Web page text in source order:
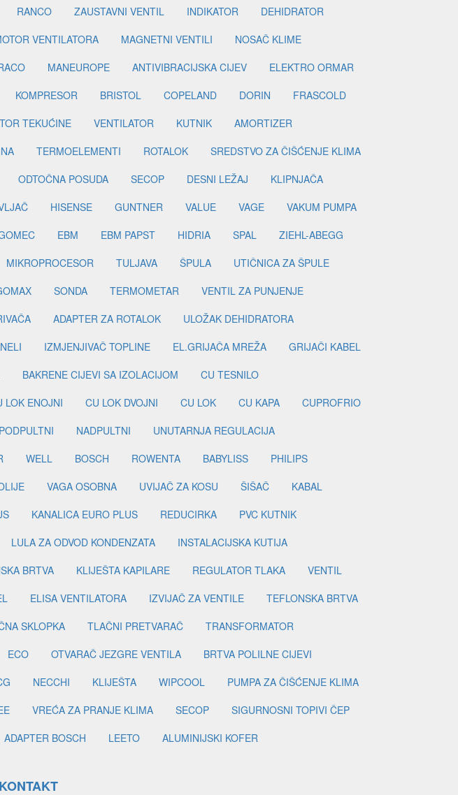
RANCO ZAUSTAVNI VENTIL INDIKATOR
DEHIDRATOR
VENTILATORA MAGNETNI VENTILI
NOSAČ KLIME
MANEUROPE ANTIVIBRACIJSKA CIJEV
ELEKTRO ORMAR
KOMPRESOR BRISTOL COPELAND DORIN
FRASCOLD
TEKUĆINE VENTILATOR KUTNIK
AMORTIZER
TERMOELEMENTI ROTALOK
SREDSTVO ZA ČIŠĆENJE KLIMA
ODTOČNA POSUDA SECOP DESNI LEŽAJ
KLIPNJAČA
HISENSE GUNTNER VALUE VAGE
VAKUM PUMPA
EBM EBM PAPST HIDRIA SPAL
ZIEHL-ABEGG
MIKROPROCESOR TULJAVA ŠPULA
UTIČNICA ZA ŠPULE
SONDA TERMOMETAR
VENTIL ZA PUNJENJE
ADAPTER ZA ROTALOK
ULOŽAK DEHIDRATORA
IZMJENJIVAČ TOPLINE EL.GRIJAČA MREŽA
GRIJAČI KABEL
BAKRENE CIJEVI SA IZOLACIJOM
CU TESNILO
LOK ENOJNI CU LOK DVOJNI CU LOK CU KAPA
CUPROFRIO
PODPULTNI NADPULTNI
UNUTARNJA REGULACIJA
WELL BOSCH ROWENTA BABYLISS
PHILIPS
VAGA OSOBNA UVIJAČ ZA KOSU ŠIŠAČ
KABAL
KANALICA EURO PLUS REDUCIRKA
PVC KUTNIK
LULA ZA ODVOD KONDENZATA
INSTALACIJSKA KUTIJA
BRTVA KLIJEŠTA KAPILARE REGULATOR TLAKA
VENTIL
ELISA VENTILATORA IZVIJAČ ZA VENTILE
TEFLONSKA BRTVA
SKLOPKA TLAČNI PRETVARAČ
TRANSFORMATOR
ECO OTVARAČ JEZGRE VENTILA
BRTVA POLILNE CIJEVI
NECCHI KLIJEŠTA WIPCOOL
PUMPA ZA ČIŠĆENJE KLIMA
VREĆA ZA PRANJE KLIMA SECOP
SIGURNOSNI TOPIVI ČEP
ADAPTER BOSCH LEETO ALUMINIJSKI KOFER
KONTAKT